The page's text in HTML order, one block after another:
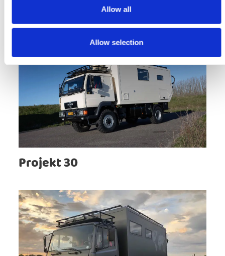
Allow all
Allow selection
Projekt 30